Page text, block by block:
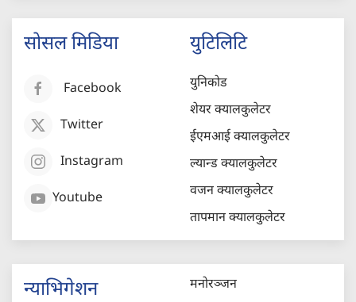
सोसल मिडिया
Facebook
Twitter
Instagram
Youtube
युटिलिटि
युनिकोड
शेयर क्यालकुलेटर
ईएमआई क्यालकुलेटर
ल्यान्ड क्यालकुलेटर
वजन क्यालकुलेटर
तापमान क्यालकुलेटर
न्याभिगेशन मनोरञ्जन